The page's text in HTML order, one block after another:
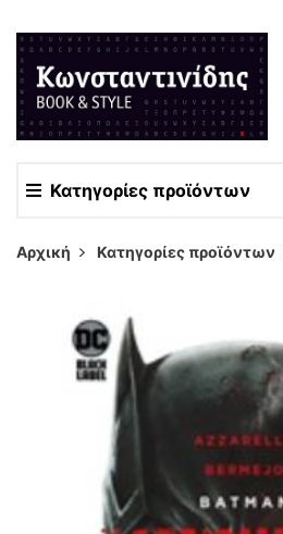
Κατηγορίες προϊόντων
Αρχική Κατηγορίες προϊόντων